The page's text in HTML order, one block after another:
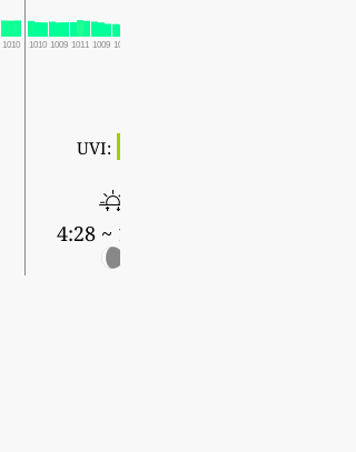
1010 1010 1009 1011 1009 1008
UVI:
4:28 ~ 18:52